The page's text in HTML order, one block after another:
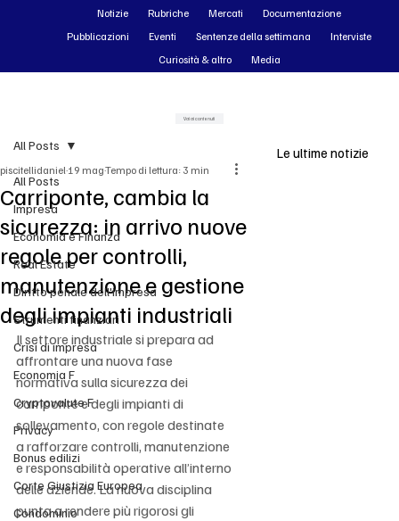
All Posts
Impresa
Economia e Finanza
Real Estate
Diritto penale dell'impresa
Strumenti finanziari
Crisi di impresa
Economia F
Cryptovalute F
Privacy
Bonus edilizi
Corte Giustizia Europea
Condominio
All Posts
Carriponte, cambia la
sicurezza: in arrivo nuove
regole per controlli,
manutenzione e gestione
degli impianti industriali
piscitellidaniel 19 magTempo di lettura: 3 min
Il settore industriale si prepara ad
affrontare una nuova fase
normativa sulla sicurezza dei
carriponte e degli impianti di
sollevamento, con regole destinate
a rafforzare controlli, manutenzione
e responsabilità operative all’interno
delle aziende. La nuova disciplina
punta a rendere più rigorosi gli
Le ultime notizie
Notizie Rubriche Mercati
Documentazione
Pubblicazioni
Eventi Sentenze della settimana
Interviste
Curiosità & altro
Media
Vai ai contenuti